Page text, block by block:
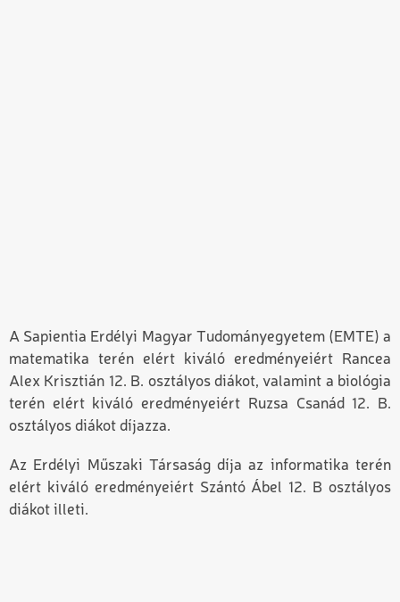
A Sapientia Erdélyi Magyar Tudományegyetem (EMTE) a
matematika terén elért kiváló eredményeiért Rancea
Alex Krisztián 12. B. osztályos diákot, valamint a biológia
terén elért kiváló eredményeiért Ruzsa Csanád 12. B.
osztályos diákot díjazza.
Az Erdélyi Műszaki Társaság díja az informatika terén
elért kiváló eredményeiért Szántó Ábel 12. B osztályos
diákot illeti.